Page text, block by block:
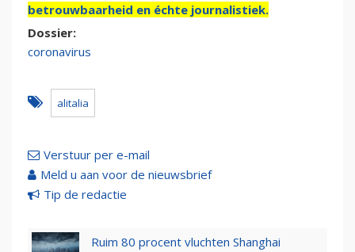
betrouwbaarheid en échte journalistiek.
Dossier:
coronavirus
alitalia
Verstuur per e-mail
Meld u aan voor de nieuwsbrief
Tip de redactie
Ruim 80 procent vluchten Shanghai